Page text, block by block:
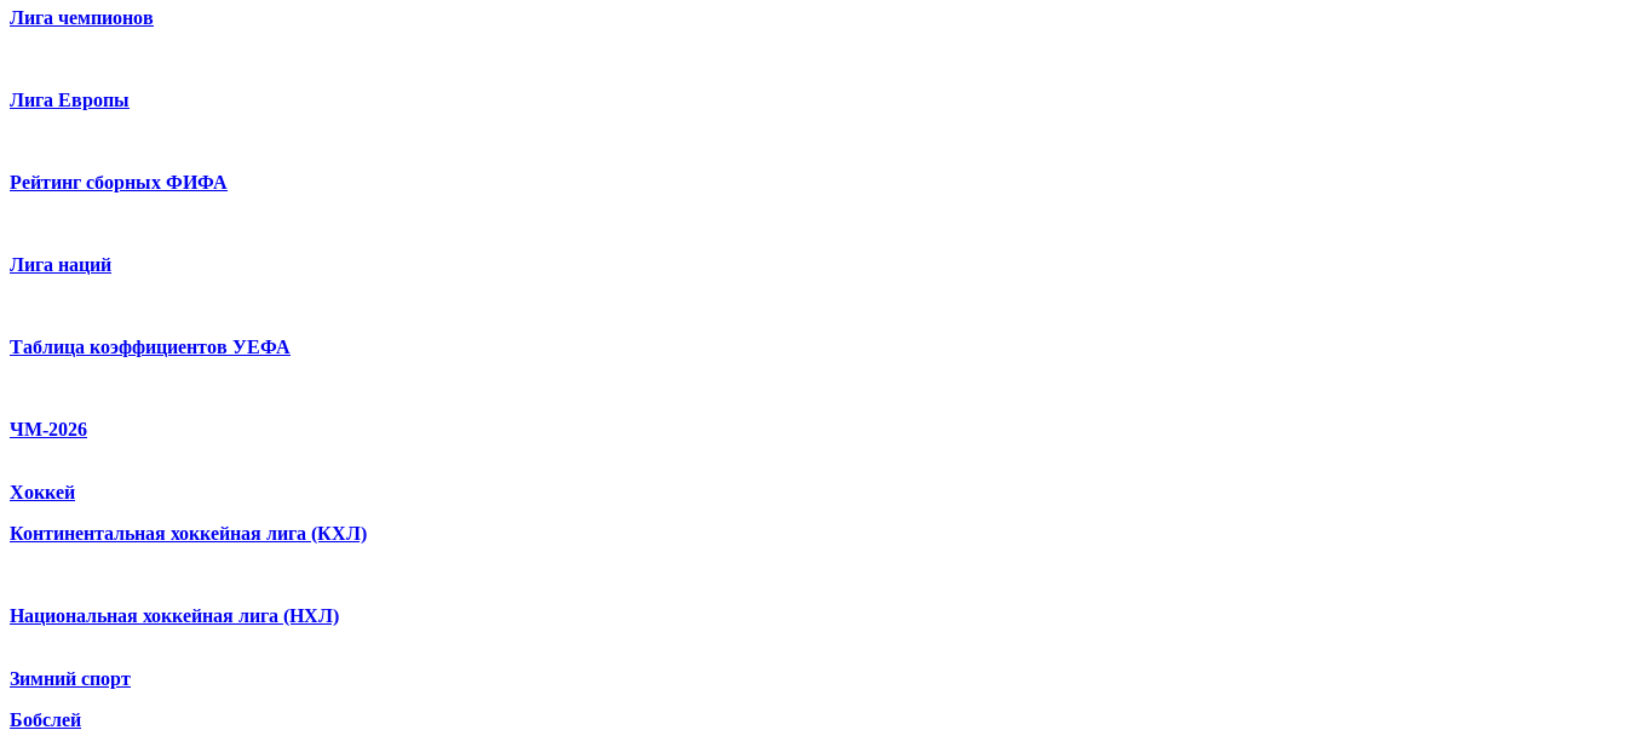
Лига чемпионов
Лига Европы
Рейтинг сборных ФИФА
Лига наций
Таблица коэффициентов УЕФА
ЧМ-2026
Хоккей
Континентальная хоккейная лига (КХЛ)
Национальная хоккейная лига (НХЛ)
Зимний спорт
Бобслей